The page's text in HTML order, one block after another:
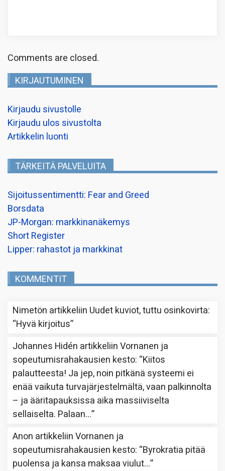
Comments are closed.
KIRJAUTUMINEN
Kirjaudu sivustolle
Kirjaudu ulos sivustolta
Artikkelin luonti
TÄRKEITÄ PALVELUITA
Sijoitussentimentti: Fear and Greed
Borsdata
JP-Morgan: markkinanäkemys
Short Register
Lipper: rahastot ja markkinat
KOMMENTIT
Nimetön artikkeliin Uudet kuviot, tuttu osinkovirta:
“Hyvä kirjoitus”
Johannes Hidén artikkeliinVornanen ja
sopeutumisrahakausien kesto: “Kiitos
palautteesta! Ja jep, noin pitkänä systeemi ei
enää vaikuta turvajärjestelmältä, vaan palkinnolta
– ja ääritapauksissa aika massiiviselta
sellaiselta. Palaan…”
Anon artikkeliinVornanen ja
sopeutumisrahakausien kesto: “Byrokratia pitää
puolensa ja kansa maksaa viulut…”